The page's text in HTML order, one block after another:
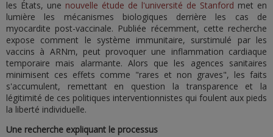
les États, une nouvelle étude de l'université de Stanford met en
lumière les mécanismes biologiques derrière les cas de
myocardite post-vaccinale. Publiée récemment, cette recherche
expose comment le système immunitaire, surstimulé par les
vaccins à ARNm, peut provoquer une inflammation cardiaque
temporaire mais alarmante. Alors que les agences sanitaires
minimisent ces effets comme "rares et non graves", les faits
s'accumulent, remettant en question la transparence et la
légitimité de ces politiques interventionnistes qui foulent aux pieds
la liberté individuelle.
Une recherche expliquant le processus